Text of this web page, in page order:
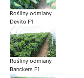
Rośliny odmiany
Devito F1
Rośliny odmiany
Banckers F1